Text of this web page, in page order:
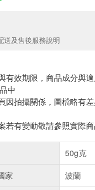
送及售後服務說明
有效期限，商品成分與
中
因拍攝關係，圖檔略有
若有變動敬請參照實際
50g克
家
波蘭